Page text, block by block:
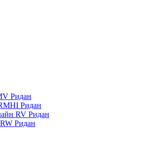
Ридан
Ридан
RV Ридан
Ридан